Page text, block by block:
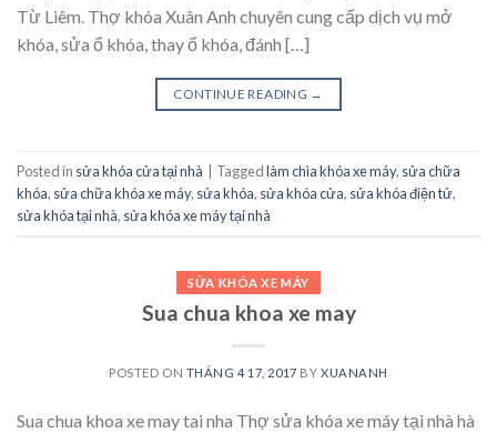
Từ Liêm. Thợ khóa Xuân Anh chuyên cung cấp dịch vụ mở
khóa, sửa ổ khóa, thay ổ khóa, đánh […]
CONTINUE READING →
Posted in sửa khóa cửa tại nhà Taggedlàm chìa khóa xe máy, sửa chữa
khóa, sửa chữa khóa xe máy, sửa khóa, sửa khóa cửa, sửa khóa điện tử,
sửa khóa tại nhà, sửa khóa xe máy tại nhà
SỬA KHÓA XE MÁY
Sua chua khoa xe may
POSTED ON THÁNG 4 17, 2017 BY XUANANH
Sua chua khoa xe may tai nha Thợ sửa khóa xe máy tại nhà hà